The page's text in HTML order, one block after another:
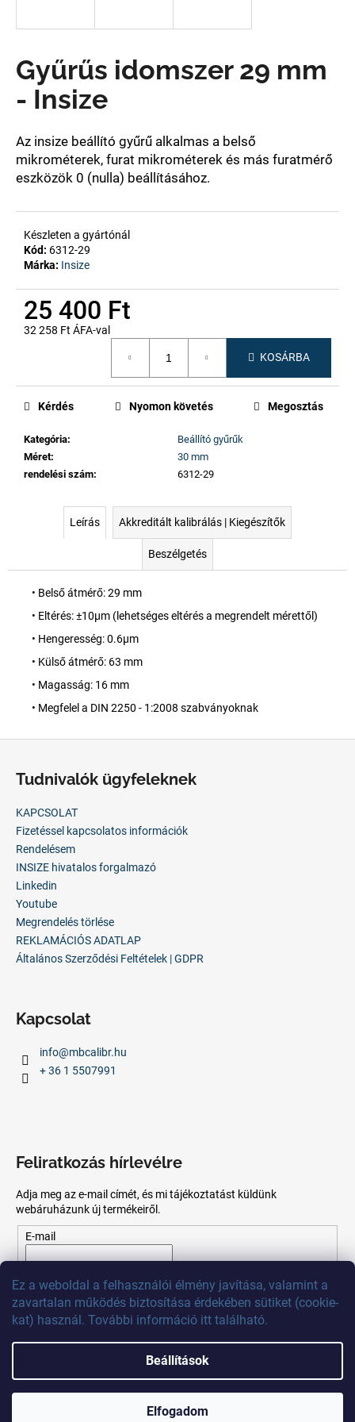
Ez a weboldal a felhasználói élmény javítása, valamint a
zavartalan működés biztosítása érdekében sütiket (cookie-
kat) használ. További információ itt található.
Beállítások
Elfogadom
Gyűrűs idomszer 29 mm
- Insize
Az insize beállító gyűrű alkalmas a belső
mikrométerek, furat mikrométerek és más furatmérő
eszközök 0 (nulla) beállításához.
Készleten a gyártónál
Kód: 6312-29
Márka: Insize
25 400 Ft
32 258 Ft ÁFA-val
KOSÁRBA
Kategória:
Beállító gyűrűk
Méret:
30 mm
rendelési szám: 6312-29
Kérdés Nyomon követés Megosztás
Leírás Akkreditált kalibrálás | Kiegészítők
Beszélgetés
• Belső átmérő: 29 mm
• Eltérés: ±10µm (lehetséges eltérés a megrendelt mérettől)
• Hengeresség: 0.6µm
• Külső átmérő: 63 mm
• Magasság: 16 mm
• Megfelel a DIN 2250 - 1:2008 szabványoknak
j
á
n
j
u
k
Tudnivalók ügyfeleknek
KAPCSOLAT
Fizetéssel kapcsolatos információk
Rendelésem
INSIZE hivatalos forgalmazó
Linkedin
Youtube
Megrendelés törlése
REKLAMÁCIÓS ADATLAP
Általános Szerződési Feltételek | GDPR
Kapcsolat
info@mbcalibr.hu
+ 36 1 5507991
Feliratkozás hírlevélre
Adja meg az e-mail címét, és mi tájékoztatást küldünk
webáruházunk új termékeiről.
E-mail
szabályzatot.
FELIRATKOZÁS
MB Calibr. Minden jog fenntartva.